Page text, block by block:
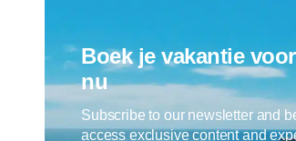
Boek je vakantie
nu
Subscribe to our newsletter and
access exclusive content and